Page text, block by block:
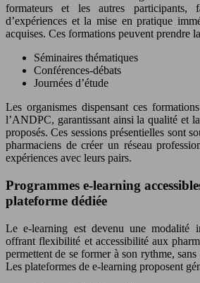
formateurs et les autres participants,
d’expériences et la mise en pratique
acquises. Ces formations peuvent prendre
Séminaires thématiques
Conférences-débats
Journées d’étude
Les organismes dispensant ces
l’ANDPC, garantissant ainsi la qualité et
proposés. Ces sessions présentielles sont
pharmaciens de créer un réseau
expériences avec leurs pairs.
Programmes e-learning
plateforme dédiée
Le e-learning est devenu une modalité
offrant flexibilité et accessibilité aux
permettent de se former à son rythme,
Les plateformes de e-learning proposent